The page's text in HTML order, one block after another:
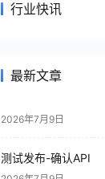
行业快讯
最新文章
2026年7月9日
测试发布-确认API